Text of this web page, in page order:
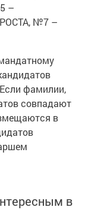
–
РОСТА, №7 –
фамилии,
совпадают
в
в